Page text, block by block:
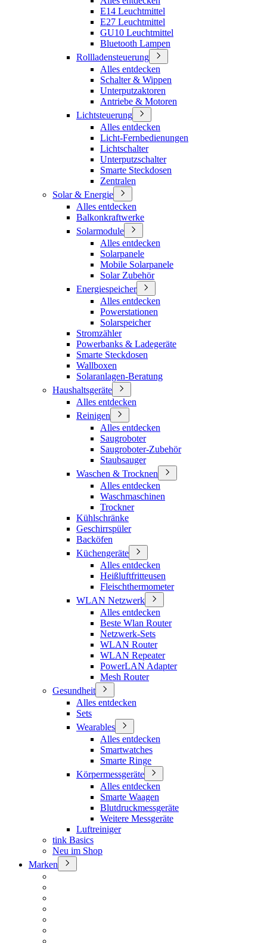
E14 Leuchtmittel
E27 Leuchtmittel
GU10 Leuchtmittel
Bluetooth Lampen
Rollladensteuerung
Alles entdecken
Schalter & Wippen
Unterputzaktoren
Antriebe & Motoren
Lichtsteuerung
Alles entdecken
Licht-Fernbedienungen
Lichtschalter
Unterputzschalter
Smarte Steckdosen
Zentralen
Solar & Energie
Alles entdecken
Balkonkraftwerke
Solarmodule
Alles entdecken
Solarpanele
Mobile Solarpanele
Solar Zubehör
Energiespeicher
Alles entdecken
Powerstationen
Solarspeicher
Stromzähler
Powerbanks & Ladegeräte
Smarte Steckdosen
Wallboxen
Solaranlagen-Beratung
Haushaltsgeräte
Alles entdecken
Reinigen
Alles entdecken
Saugroboter
Saugroboter-Zubehör
Staubsauger
Waschen & Trocknen
Alles entdecken
Waschmaschinen
Trockner
Kühlschränke
Geschirrspüler
Backöfen
Küchengeräte
Alles entdecken
Heißluftfritteusen
Fleischthermometer
WLAN Netzwerk
Alles entdecken
Beste Wlan Router
Netzwerk-Sets
WLAN Router
WLAN Repeater
PowerLAN Adapter
Mesh Router
Gesundheit
Alles entdecken
Sets
Wearables
Alles entdecken
Smartwatches
Smarte Ringe
Körpermessgeräte
Alles entdecken
Smarte Waagen
Blutdruckmessgeräte
Weitere Messgeräte
Luftreiniger
tink Basics
Neu im Shop
Marken